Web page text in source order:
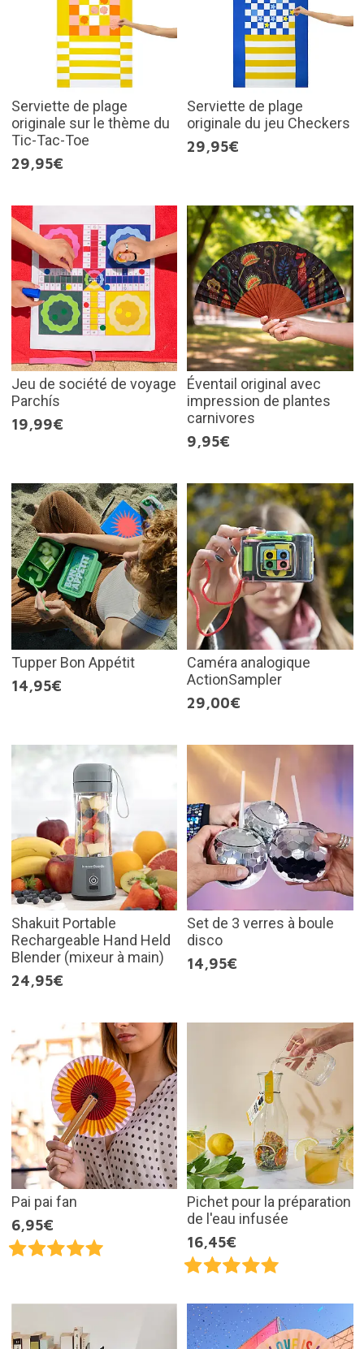
Serviette de plage
originale sur le thème du
Tic-Tac-Toe
29,95€
Serviette de plage
originale du jeu Checkers
29,95€
Jeu de société de voyage
Parchís
19,99€
Éventail original avec
impression de plantes
carnivores
9,95€
Tupper Bon Appétit
14,95€
Caméra analogique
ActionSampler
29,00€
Shakuit Portable
Rechargeable Hand Held
Blender (mixeur à main)
24,95€
Set de 3 verres à boule
disco
14,95€
Pai pai fan
6,95€
Pichet pour la préparation
de l'eau infusée
16,45€